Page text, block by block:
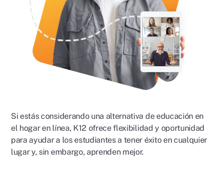
Si estás considerando una alternativa de educación en
el hogar en línea, K12 ofrece flexibilidad y oportunidad
para ayudar a los estudiantes a tener éxito en cualquier
lugar y, sin embargo, aprenden mejor.